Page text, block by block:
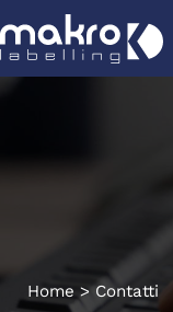
Home > Contatti